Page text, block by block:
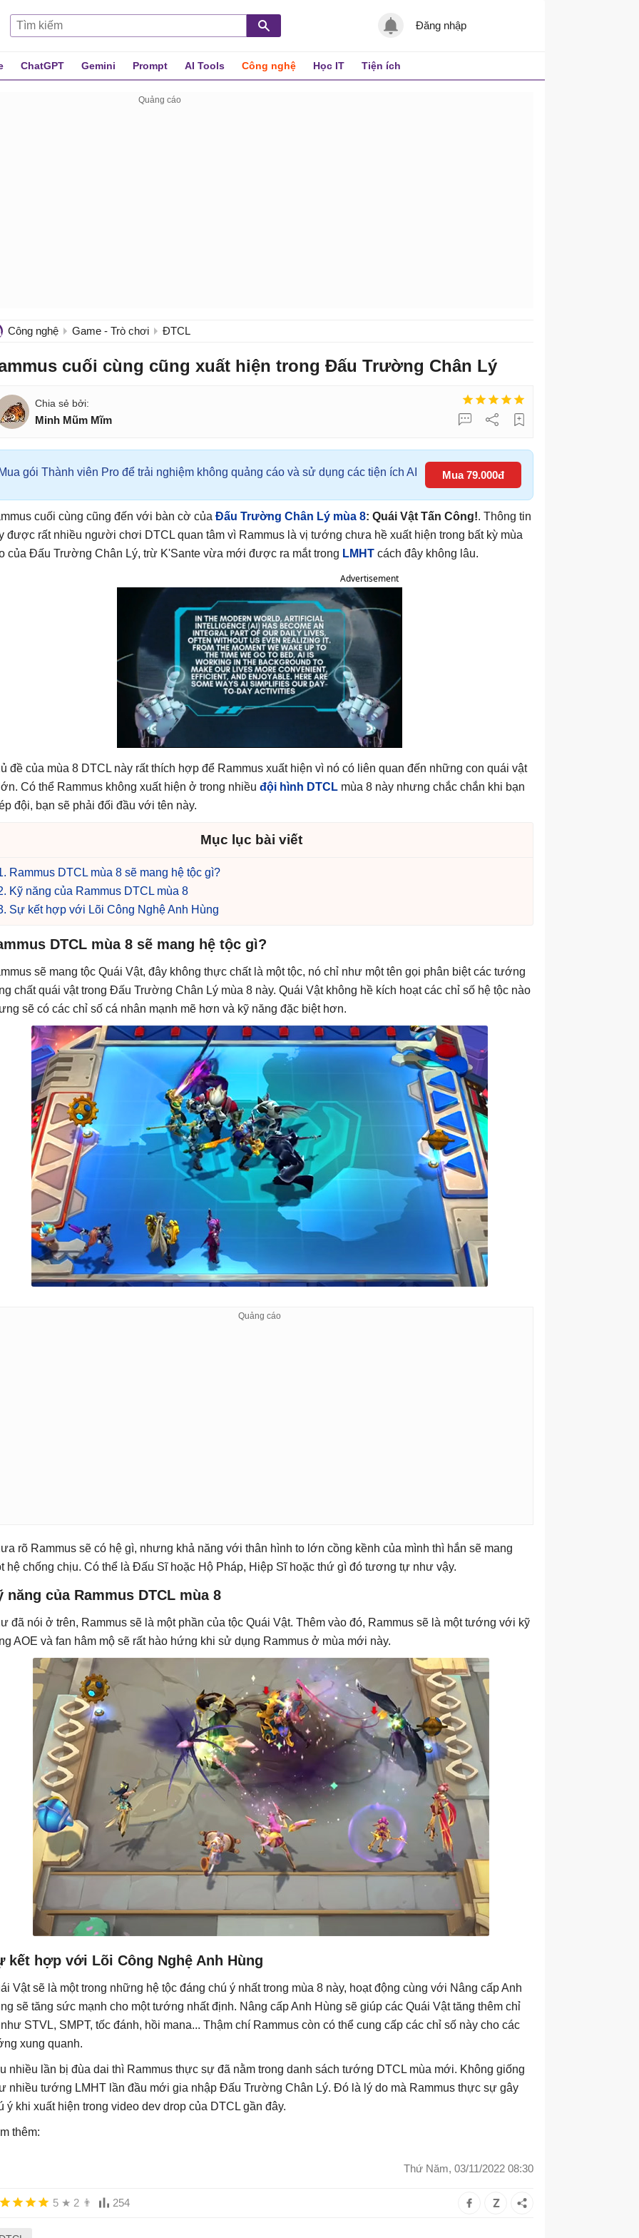
Đăng nhập
ChatGPT Gemini Prompt AI Tools Công nghệ Học IT Tiện ích
Công nghệ Game - Trò chơi ĐTCL
cuối cùng cũng xuất hiện trong Đấu Trường Chân Lý
Minh Mũm Mĩm
Mua gói Thành viên Pro để trải nghiệm không quảng cáo và sử dụng các tiện ích AI Mua 79.000đ
cuối cùng cũng đến với bàn cờ của Đấu Trường Chân Lý mùa 8: Quái Vật Tấn Công!. Thông tin
được rất nhiều người chơi DTCL quan tâm vì Rammus là vị tướng chưa hề xuất hiện trong bất kỳ mùa
của Đấu Trường Chân Lý, trừ K'Sante vừa mới được ra mắt trong LMHT cách đây không lâu.
Advertisement
đề của mùa 8 DTCL này rất thích hợp để Rammus xuất hiện vì nó có liên quan đến những con quái vật
Có thể Rammus không xuất hiện ở trong nhiều đội hình DTCL mùa 8 này nhưng chắc chắn khi bạn
đội, bạn sẽ phải đối đầu với tên này.
Mục lục bài viết
Rammus DTCL mùa 8 sẽ mang hệ tộc gì?
Kỹ năng của Rammus DTCL mùa 8
Sự kết hợp với Lõi Công Nghệ Anh Hùng
DTCL mùa 8 sẽ mang hệ tộc gì?
sẽ mang tộc Quái Vật, đây không thực chất là một tộc, nó chỉ như một tên gọi phân biệt các tướng
chất quái vật trong Đấu Trường Chân Lý mùa 8 này. Quái Vật không hề kích hoạt các chỉ số hệ tộc nào
sẽ có các chỉ số cá nhân mạnh mẽ hơn và kỹ năng đặc biệt hơn.
rõ Rammus sẽ có hệ gì, nhưng khả năng với thân hình to lớn cồng kềnh của mình thì hắn sẽ mang
hệ chống chịu. Có thể là Đấu Sĩ hoặc Hộ Pháp, Hiệp Sĩ hoặc thứ gì đó tương tự như vậy.
năng của Rammus DTCL mùa 8
đã nói ở trên, Rammus sẽ là một phần của tộc Quái Vật. Thêm vào đó, Rammus sẽ là một tướng với kỹ
AOE và fan hâm mộ sẽ rất hào hứng khi sử dụng Rammus ở mùa mới này.
kết hợp với Lõi Công Nghệ Anh Hùng
Vật sẽ là một trong những hệ tộc đáng chú ý nhất trong mùa 8 này, hoạt động cùng với Nâng cấp Anh
sẽ tăng sức mạnh cho một tướng nhất định. Nâng cấp Anh Hùng sẽ giúp các Quái Vật tăng thêm chỉ
STVL, SMPT, tốc đánh, hồi mana... Thậm chí Rammus còn có thể cung cấp các chỉ số này cho các
xung quanh.
nhiều lần bị đùa dai thì Rammus thực sự đã nằm trong danh sách tướng DTCL mùa mới. Không giống
nhiều tướng LMHT lần đầu mới gia nhập Đấu Trường Chân Lý. Đó là lý do mà Rammus thực sự gây
ý khi xuất hiện trong video dev drop của DTCL gần đây.
thêm:
Thứ Năm, 03/11/2022 08:30
5 ★ 2 👨 254